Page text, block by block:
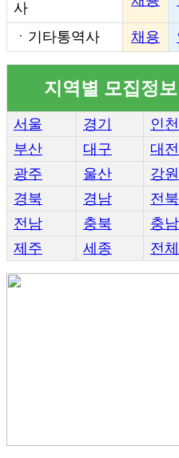
사
ㆍ 기타통역사 채용
지역별 모집정보
서울 경기
인천
부산
대구
대전
광주
울산
강원
경북
경남
전북
전남
충북
충남
제주
세종 전체